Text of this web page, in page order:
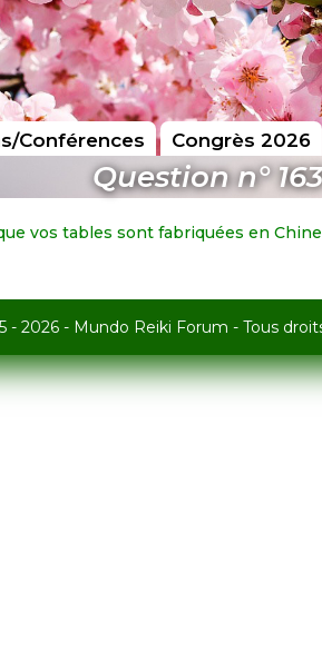
Conférences Congrès 2026
Question n°
vos tables sont fabriquées en
- 2026 - Mundo Reiki Forum - Tous